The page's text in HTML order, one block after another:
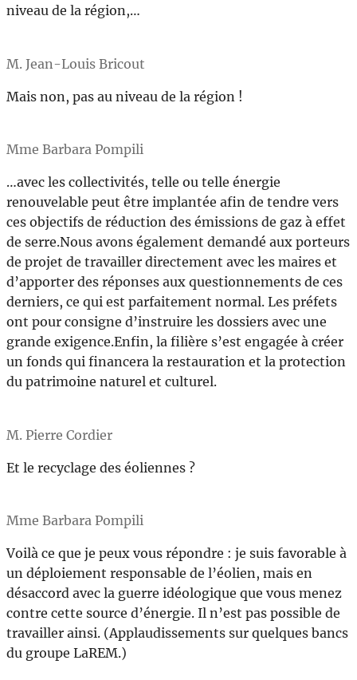
niveau de la région,…
M. Jean-Louis Bricout
Mais non, pas au niveau de la région !
Mme Barbara Pompili
…avec les collectivités, telle ou telle énergie
renouvelable peut être implantée afin de tendre vers
ces objectifs de réduction des émissions de gaz à effet
de serre.Nous avons également demandé aux porteurs
de projet de travailler directement avec les maires et
d’apporter des réponses aux questionnements de ces
derniers, ce qui est parfaitement normal. Les préfets
ont pour consigne d’instruire les dossiers avec une
grande exigence.Enfin, la filière s’est engagée à créer
un fonds qui financera la restauration et la protection
du patrimoine naturel et culturel.
M. Pierre Cordier
Et le recyclage des éoliennes ?
Mme Barbara Pompili
Voilà ce que je peux vous répondre : je suis favorable à
un déploiement responsable de l’éolien, mais en
désaccord avec la guerre idéologique que vous menez
contre cette source d’énergie. Il n’est pas possible de
travailler ainsi. (Applaudissements sur quelques bancs
du groupe LaREM.)